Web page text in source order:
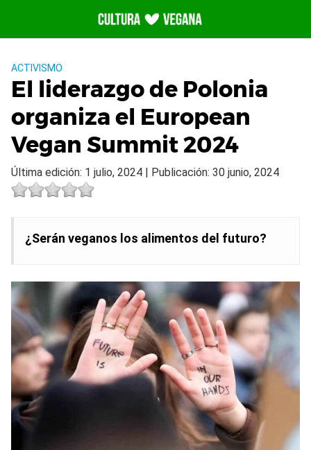
contenido
ACTIVISMO
El liderazgo de Polonia
organiza el European
Vegan Summit 2024
Última edición: 1 julio, 2024 | Publicación: 30 junio, 2024
¿Serán veganos los alimentos del futuro?